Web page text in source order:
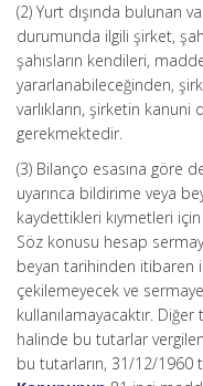
(2) Yurt dışında bulunan
durumunda ilgili şirket,
şahısların kendileri,
yararlanabileceğinden,
varlıkların, şirketin kanuni
gerekmektedir.
(3) Bilanço esasına göre
uyarınca bildirime veya
kaydettikleri kıymetleri
Söz konusu hesap
beyan tarihinden itibaren
çekilemeyecek ve
kullanılamayacaktır.
halinde bu tutarlar
bu tutarların, 31/12/1960